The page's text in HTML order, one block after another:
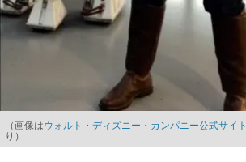
（画像はウォルト・ディズニー・カンパニー公式サイト
り）